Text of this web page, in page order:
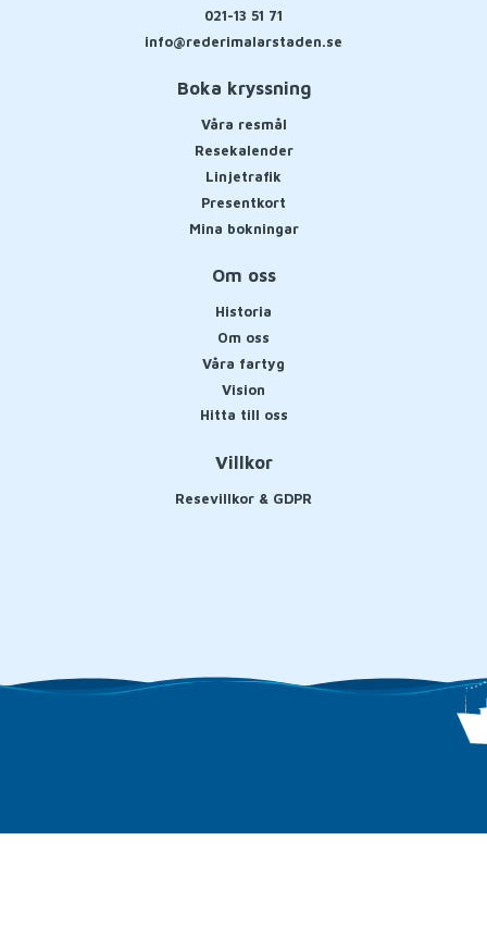
021-13 51 71
info@rederimalarstaden.se
Boka kryssning
Våra resmål
Resekalender
Linjetrafik
Presentkort
Mina bokningar
Om oss
Historia
Om oss
Våra fartyg
Vision
Hitta till oss
Villkor
Resevillkor & GDPR